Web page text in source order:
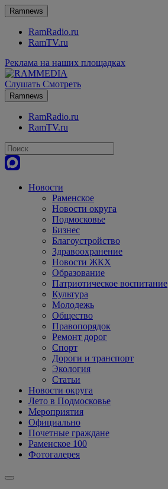
Ramnews
RamRadio.ru
RamTV.ru
Реклама на наших площадках
Слушать Смотреть
Ramnews
RamRadio.ru
RamTV.ru
Новости
Раменское
Новости округа
Подмосковье
Бизнес
Благоустройство
Здравоохранение
Новости ЖКХ
Образование
Патриотическое воспитание
Культура
Молодежь
Общество
Правопорядок
Ремонт дорог
Спорт
Дороги и транспорт
Экология
Статьи
Новости округа
Лето в Подмосковье
Мероприятия
Официально
Почетные граждане
Раменское 100
Фотогалерея